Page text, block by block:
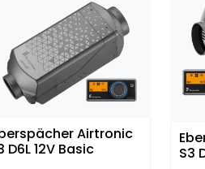
Airtronic
D6L 12V Basic
S3